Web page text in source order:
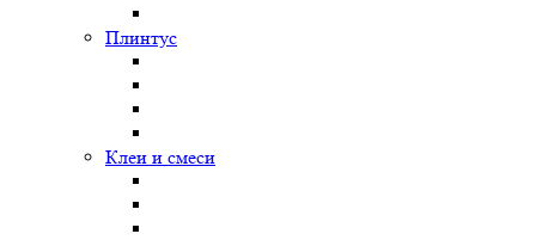
Плинтус
Клеи и смеси